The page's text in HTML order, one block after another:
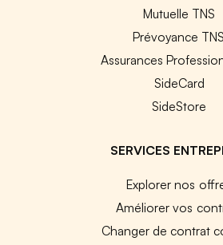
Mutuelle TNS
Prévoyance TNS
Assurances
SideCard
SideStore
SERVICES
Explorer nos
Améliorer vos
Changer de contrat